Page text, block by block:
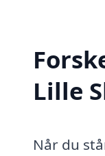
Lille
Når du